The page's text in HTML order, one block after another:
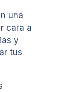
una
cara a
y
tus